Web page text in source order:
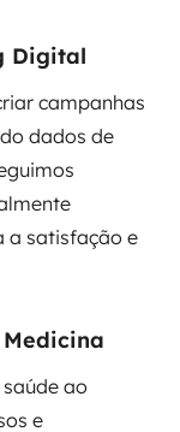
Digital
campanhas
dados de
a satisfação e
ao
e